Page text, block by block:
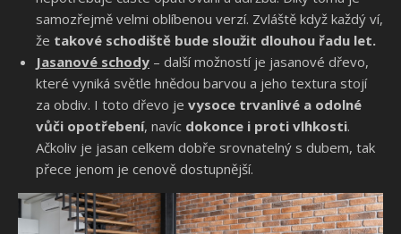
samozřejmě velmi oblíbenou verzí. Zvláště když každý ví,
že takové schodiště bude sloužit dlouhou řadu let.
Jasanové schody – další možností je jasanové dřevo,
které vyniká světle hnědou barvou a jeho textura stojí
za obdiv. I toto dřevo je vysoce trvanlivé a odolné
vůči opotřebení, navíc dokonce i proti vlhkosti.
Ačkoliv je jasan celkem dobře srovnatelný s dubem, tak
přece jenom je cenově dostupnější.